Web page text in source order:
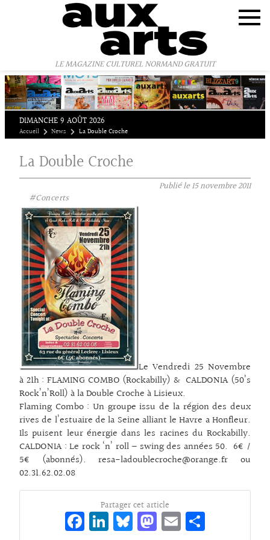
LE MAGAZINE CULTUREL NORMAND GRATUIT
DIMANCHE 9 AOÛT 2026
Accueil News La Double Croche
La Double Croche
Publié le15 novembre 2011
#Concerts
Le Vendredi 25 Novembre
à 21h : FLAMING COMBO (Rockabilly) & CALDONIA (50’s
Rock’n’Roll) à la Double Croche à Lisieux.
Flaming Combo : Un groupe issu de la région des deux
rives de l’estuaire de la Seine alliant le Havre a Honfleur.
Ils puisent leur énergie dans les racines du Rockabilly.
CALDONIA : Le rock ‘n’ roll – swing des années 50. 6€ /
5€ (abonnés). resa-ladoublecroche@orange.fr ou
02.31.62.02.08
Partager cet article
Fa Li Bl M E
Panneau de gestion des cookies